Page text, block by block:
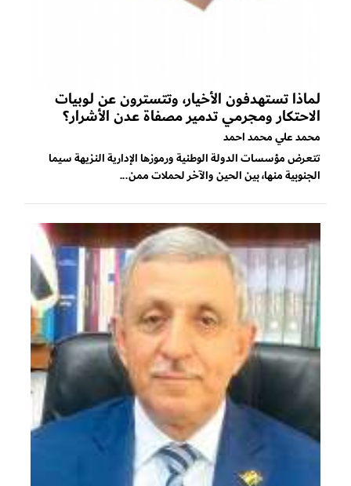
لماذا تستهدفون الأخيار، وتتسترون عن لوبيات
الاحتكار ومجرمي تدمير مصفاة عدن الأشرار؟
محمد علي محمد احمد
تتعرض مؤسسات الدولة الوطنية ورموزها الإدارية النزيهة سيما
الجنوبية منها، بين الحين والآخر لحملات ممن...